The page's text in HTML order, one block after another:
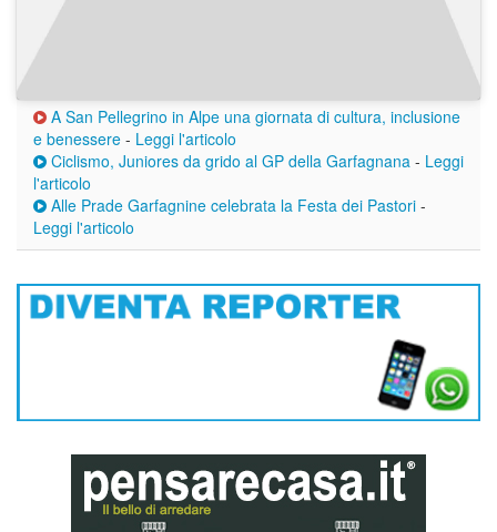
A San Pellegrino in Alpe una giornata di cultura, inclusione
e benessere - Leggi l'articolo
Ciclismo, Juniores da grido al GP della Garfagnana - Leggi
l'articolo
Alle Prade Garfagnine celebrata la Festa dei Pastori -
Leggi l'articolo